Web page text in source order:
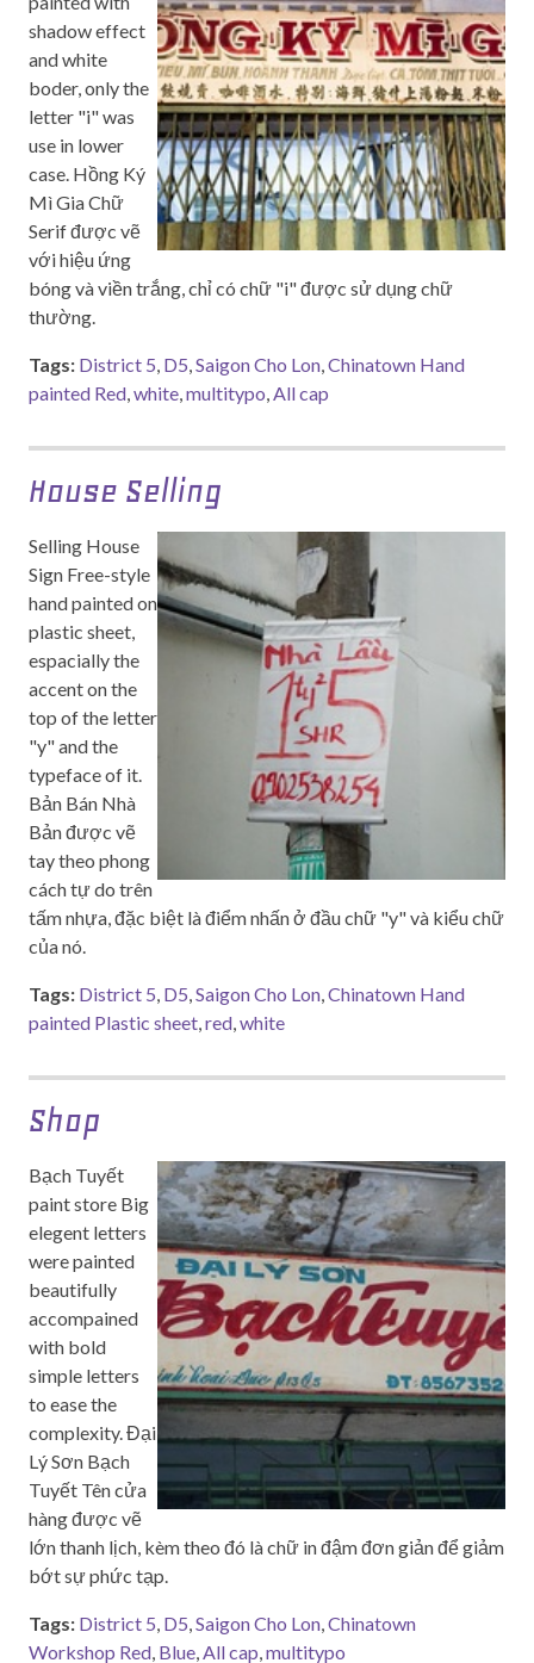
shadow effect
and white
boder, only the
letter "i" was
use in lower
case. Hồng Ký
Mì Gia Chữ
Serif được vẽ
với hiệu ứng
bóng và viền trắng, chỉ có chữ "i" được sử dụng chữ
thường.
Tags: District 5, D5,Saigon Cho Lon,Chinatown Hand
painted Red,white,multitypo,All cap
House Selling
Selling House
Sign Free-style
hand painted on
plastic sheet,
espacially the
accent on the
top of the letter
"y" and the
typeface of it.
Bản Bán Nhà
Bản được vẽ
tay theo phong
cách tự do trên
tấm nhựa, đặc biệt là điểm nhấn ở đầu chữ "y" và kiểu chữ
của nó.
Tags: District 5, D5,Saigon Cho Lon,Chinatown Hand
painted Plastic sheet,red,white
Shop
Bạch Tuyết
paint store Big
elegent letters
were painted
beautifully
accompained
with bold
simple letters
to ease the
complexity. Đại
Lý Sơn Bạch
Tuyết Tên cửa
hàng được vẽ
lớn thanh lịch, kèm theo đó là chữ in đậm đơn giản để giảm
bớt sự phức tạp.
Tags: District 5, D5,Saigon Cho Lon,Chinatown
Workshop Red, Blue,All cap,multitypo